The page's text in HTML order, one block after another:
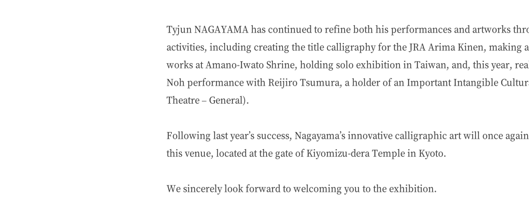
Tyjun NAGAYAMA has continued to refine both his performances and artworks
activities, including creating the title calligraphy for the JRA Arima Kinen, making
works at Amano-Iwato Shrine, holding solo exhibition in Taiwan, and, this year,
Noh performance with Reijiro Tsumura, a holder of an Important Intangible
Theatre – General).
Following last year’s success, Nagayama’s innovative calligraphic art will once
this venue, located at the gate of Kiyomizu-dera Temple in Kyoto.
We sincerely look forward to welcoming you to the exhibition.